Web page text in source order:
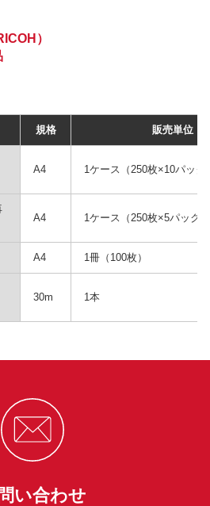
）
規格 販売単位
A4 1ケース（250枚×10パック
A4 1ケース（250枚×5パック）
A4 1冊（100枚）
30m 1本
い合わせ